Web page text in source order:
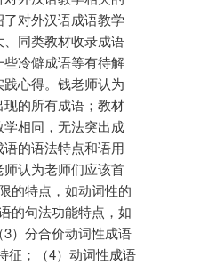
对外汉语成语教学
同类教材收录成语
冷僻成语等有待解
心得。钱老师认为
的所有成语；教材
相同，无法突出成
的语法特点和语用
认为老师们应该首
的特点，如动词性的
的句法功能特点，如
）分合价动词性成语
征；（4）动词性成语